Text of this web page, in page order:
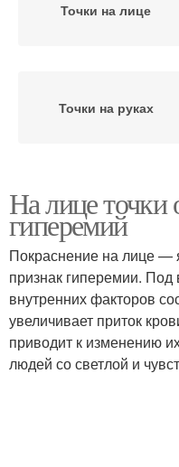
Точки на лице
Точки на руках
На лице
гиперемий
Покраснение на лице —
признак гиперемии.
внутренних факторов
увеличивает приток
приводит к изменению
людей со светлой и